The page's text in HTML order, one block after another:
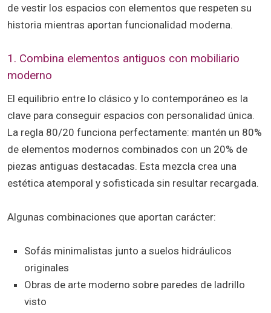
de vestir los espacios con elementos que respeten su
historia mientras aportan funcionalidad moderna.
1. Combina elementos antiguos con mobiliario
moderno
El equilibrio entre lo clásico y lo contemporáneo es la
clave para conseguir espacios con personalidad única.
La regla 80/20 funciona perfectamente: mantén un 80%
de elementos modernos combinados con un 20% de
piezas antiguas destacadas. Esta mezcla crea una
estética atemporal y sofisticada sin resultar recargada.
Algunas combinaciones que aportan carácter:
Sofás minimalistas junto a suelos hidráulicos
originales
Obras de arte moderno sobre paredes de ladrillo
visto